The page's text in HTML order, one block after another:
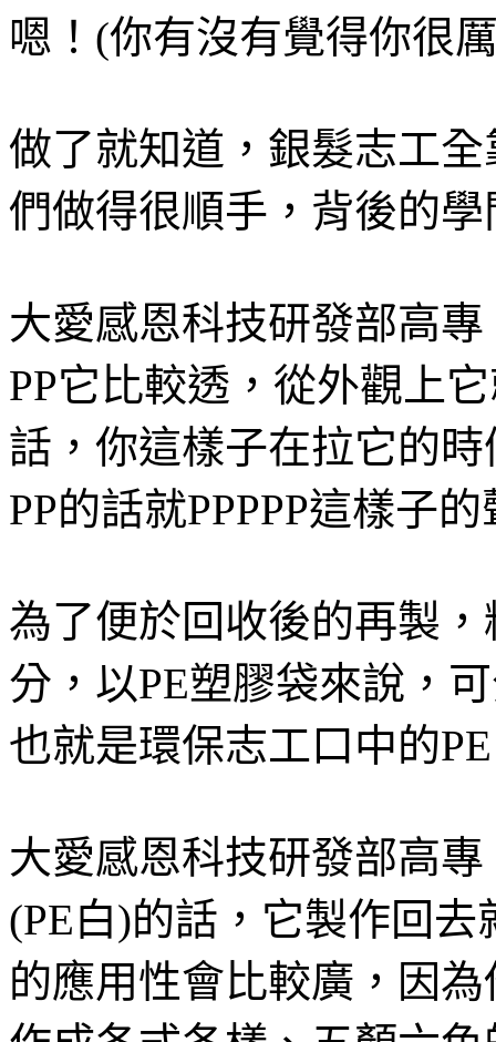
嗯！(你有沒有覺得你很
做了就知道，銀髮志工
們做得很順手，背後的
大愛感恩科技研發部高
PP它比較透，從外觀上
話，你這樣子在拉它的
PP的話就PPPPP這樣子
為了便於回收後的再製
分，以PE塑膠袋來說，
也就是環保志工口中的
大愛感恩科技研發部高
(PE白)的話，它製作回
的應用性會比較廣，因